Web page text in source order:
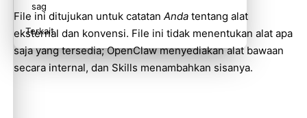
File ini ditujukan untuk catatan Anda tentang alat
eksternal dan konvensi. File ini tidak menentukan alat apa
saja yang tersedia; OpenClaw menyediakan alat bawaan
secara internal, dan Skills menambahkan sisanya.
sag
Terkait